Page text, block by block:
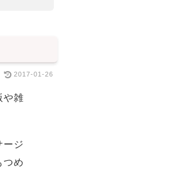
2017-01-26
や雑
ージ
つめ